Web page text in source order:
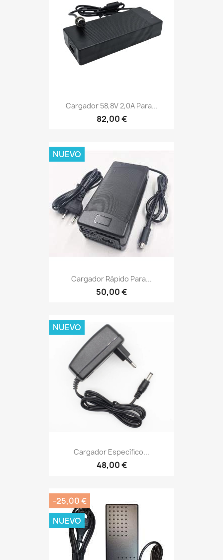
Cargador 58,8V 2,0A Para...
82,00 €
Cargador Rápido Para...
50,00 €
NUEVO
Cargador Específico...
48,00 €
NUEVO
-25,00 €
NUEVO